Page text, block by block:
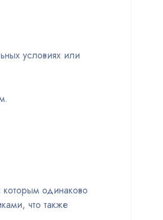
условиях или
одинаково
что также